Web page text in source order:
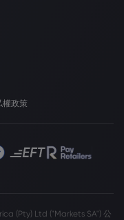
權政策
(Pty) Ltd ("Markets SA") 公